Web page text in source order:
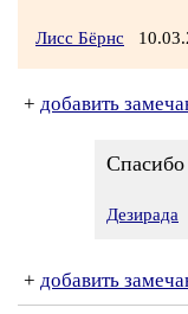
Лисс Бёрнс
+ добавить
Дезирада
+ добавить